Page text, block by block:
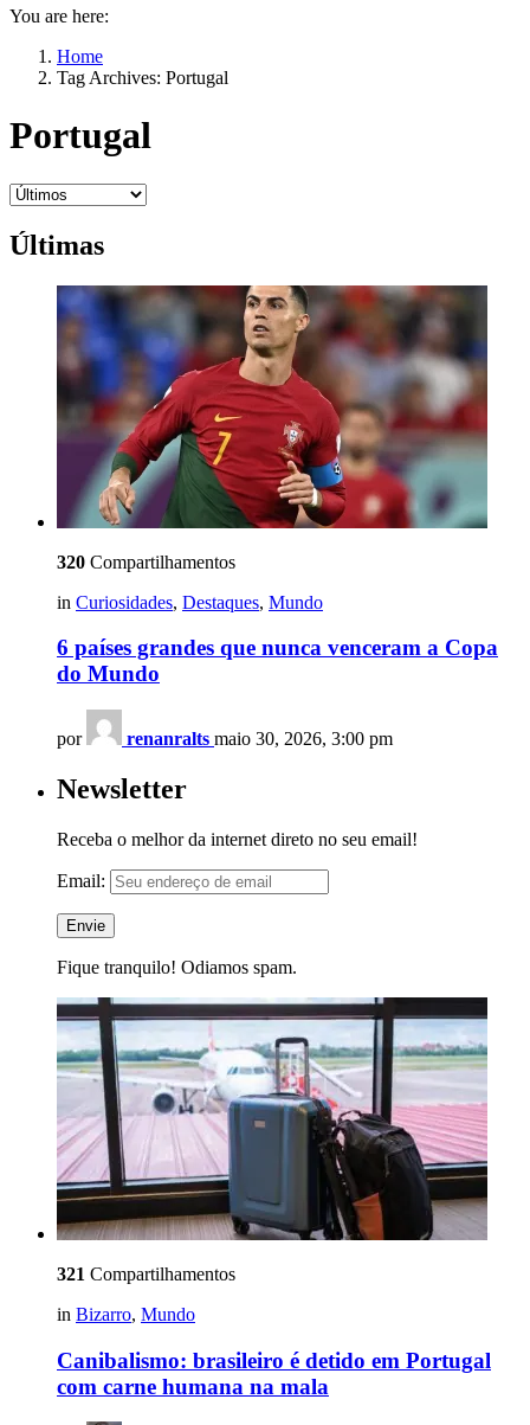
You are here:
Home
Tag Archives: Portugal
Portugal
Últimas
320 Compartilhamentos
in Curiosidades, Destaques, Mundo
6 países grandes que nunca venceram a Copa
do Mundo
por renanralts maio 30, 2026, 3:00 pm
Newsletter
Receba o melhor da internet direto no seu email!
Email:
Fique tranquilo! Odiamos spam.
321 Compartilhamentos
in Bizarro, Mundo
Canibalismo: brasileiro é detido em Portugal
com carne humana na mala